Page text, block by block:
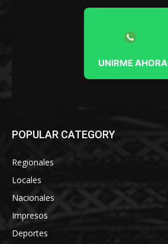
UNIRME AHORA
POPULAR CATEGORY
Regionales
Locales
Nacionales
Impresos
Deportes